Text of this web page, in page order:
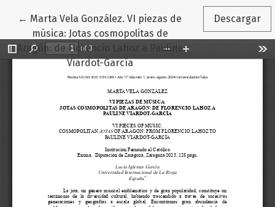
← Volver a los detalles del artículo
Marta Vela González. VI piezas de
música: Jotas cosmopolitas de
Aragón: de Florencio Lahoz a Pauline
Viardot-García
Descargar